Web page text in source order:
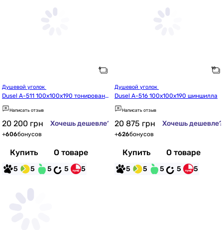
Dusel A-511 100x100x190 тонированн
ое
Написать отзыв
20 200 грн Хочешь дешевле?
+606бонусов
Купить О товаре
5 5 5 5 5
Dusel A-516 100x100x190 шиншилла
Написать отзыв
20 875 грн Хочешь дешевле?
+626бонусов
Купить О товаре
5 5 5 5 5